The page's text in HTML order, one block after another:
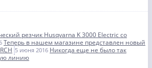
резчик Husqvarna K 3000 Electric со
Теперь в нашем магазине представлен новый
5 июня 2016 Никогда еще не было так
линию